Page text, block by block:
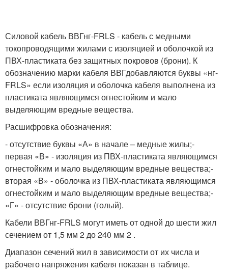
Силовой кабель ВВГнг-FRLS - кабель с медными
токопроводящими жилами с изоляцией и оболочкой из
ПВХ-пластиката без защитных покровов (брони). К
обозначению марки кабеля ВВГдобавляются буквы «нг-
FRLS» если изоляция и оболочка кабеля выполнена из
пластиката являющимся огнестойким и мало
выделяющим вредные вещества.
Расшифровка обозначения:
- отсутствие буквы «А» в начале – медные жилы;-
первая «В» - изоляция из ПВХ-пластиката являющимся
огнестойким и мало выделяющим вредные вещества;-
вторая «В» - оболочка из ПВХ-пластиката являющимся
огнестойким и мало выделяющим вредные вещества;-
«Г» - отсутствие брони (голый).
Кабели ВВГнг-FRLS могут иметь от одной до шести жил
сечением от 1,5 мм 2до 240 мм 2 .
Диапазон сечений жил в зависимости от их числа и
рабочего напряжения кабеля показан в таблице.